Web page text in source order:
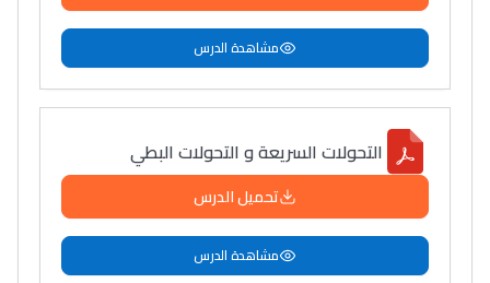
مشاهدة الدرس
التحولات السريعة و التحولات البطي
تحميل الدرس
مشاهدة الدرس